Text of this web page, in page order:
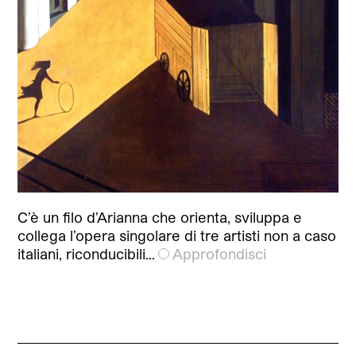
C’è un filo d’Arianna che orienta, sviluppa e
collega l’opera singolare di tre artisti non a caso
italiani, riconducibili…
Approfondisci